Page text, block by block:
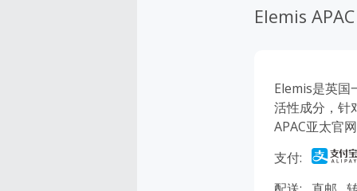
Elemis APAC
Elemis是英国
活性成分，针
APAC亚太官
支付: